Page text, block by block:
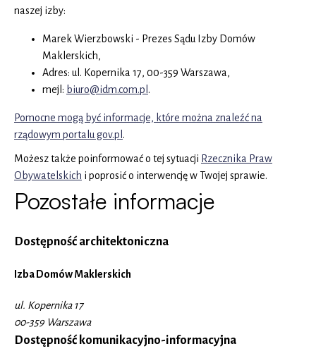
naszej izby:
Marek Wierzbowski - Prezes Sądu Izby Domów
Maklerskich,
Adres: ul. Kopernika 17, 00-359 Warszawa,
mejl: biuro@idm.com.pl .
Pomocne mogą być informacje, które można znaleźć na
rządowym portalu gov.pl .
Możesz także poinformować o tej sytuacji Rzecznika Praw
Obywatelskich i poprosić o interwencję w Twojej sprawie.
Pozostałe informacje
Dostępność architektoniczna
Izba Domów Maklerskich
ul. Kopernika 17
00-359 Warszawa
Dostępność komunikacyjno-informacyjna